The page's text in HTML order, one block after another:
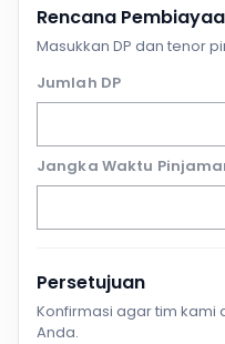
Rencana
Masukkan DP dan tenor
Jumlah DP
Jangka Waktu
Persetujuan
Konfirmasi agar tim
Anda.